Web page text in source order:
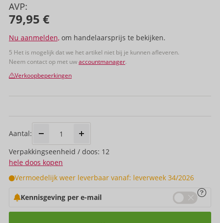
AVP:
79,95 €
Nu aanmelden, om handelaarsprijs te bekijken.
5 Het is mogelijk dat we het artikel niet bij je kunnen afleveren.
Neem contact op met uwaccountmanager.
Verkoopbeperkingen
Aantal:
Verpakkings­eenheid / doos: 12
hele doos kopen
Vermoedelijk weer leverbaar vanaf: leverweek 34/2026
Kennisgeving per e-mail